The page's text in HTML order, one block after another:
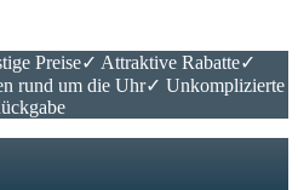
Preise✓ Attraktive Rabatte✓
rund um die Uhr✓ Unkomplizierte